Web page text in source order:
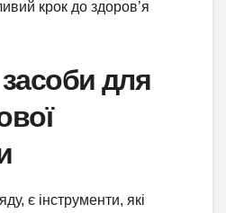
крок до здоров’я
для
є інструменти, які